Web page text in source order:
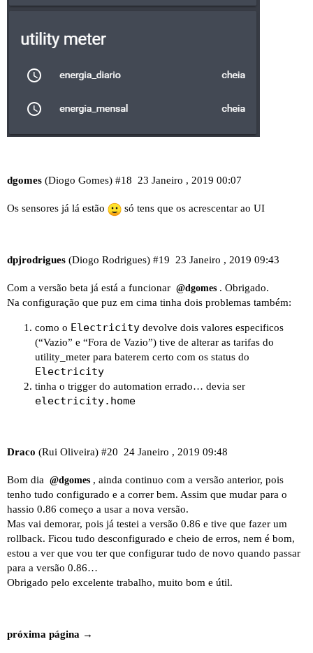
dgomes (Diogo Gomes) 23 Janeiro , 2019 00:07
#18
Os sensores já lá estão só tens que os acrescentar ao UI
dpjrodrigues (Diogo Rodrigues) 23 Janeiro , 2019 09:43
#19
Com a versão beta já está a funcionar @dgomes . Obrigado.
Na configuração que puz em cima tinha dois problemas também:
como o Electricity devolve dois valores especificos
(“Vazio” e “Fora de Vazio”) tive de alterar as tarifas do
utility_meter para baterem certo com os status do
Electricity
tinha o trigger do automation errado… devia ser
electricity.home
Draco (Rui Oliveira) 24 Janeiro , 2019 09:48
#20
Bom dia @dgomes , ainda continuo com a versão anterior, pois
tenho tudo configurado e a correr bem. Assim que mudar para o
hassio 0.86 começo a usar a nova versão.
Mas vai demorar, pois já testei a versão 0.86 e tive que fazer um
rollback. Ficou tudo desconfigurado e cheio de erros, nem é bom,
estou a ver que vou ter que configurar tudo de novo quando passar
para a versão 0.86…
Obrigado pelo excelente trabalho, muito bom e útil.
próxima página →